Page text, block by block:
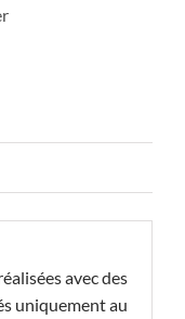
avec des
uniquement au